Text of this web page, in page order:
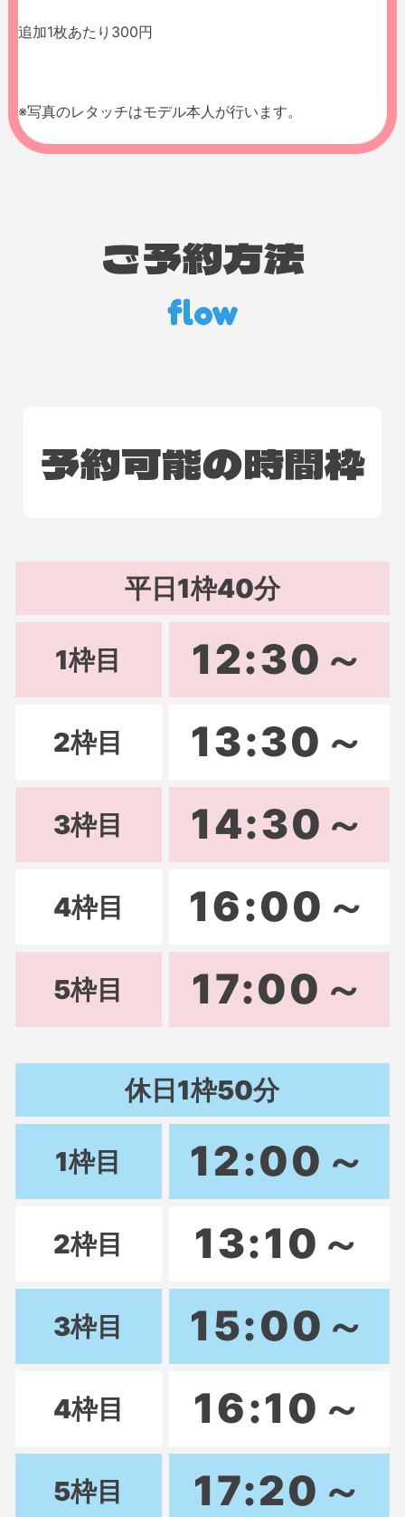
追加1枚あたり300円
※写真のレタッチはモデル本人が行います。
ご予約方法
flow
予約可能の時間枠
平日 1枠40分
1枠目 12:30～
2枠目 13:30～
3枠目 14:30～
4枠目 16:00～
5枠目 17:00～
休日 1枠50分
1枠目 12:00～
2枠目 13:10～
3枠目 15:00～
4枠目 16:10～
5枠目 17:20～